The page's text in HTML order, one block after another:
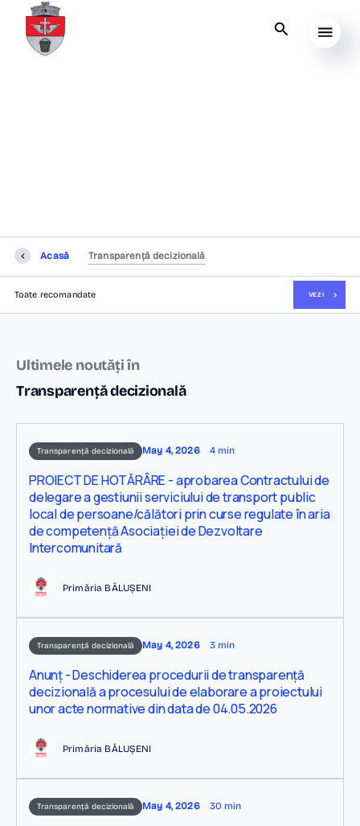
decizională
Acasă Transparență decizională
Toate recomandate VEZI
Ultimele noutăți în
Transparență decizională
Transparență decizională May 4, 2026 4 min
PROIECT DE HOTĂRÂRE - aprobarea Contractului de
delegare a gestiunii serviciului de transport public
local de persoane/călători prin curse regulate în aria
de competență Asociației de Dezvoltare
Intercomunitară
Primăria BĂLUȘENI
Transparență decizională May 4, 2026 3 min
Anunț - Deschiderea procedurii de transparență
decizională a procesului de elaborare a proiectului
unor acte normative din data de 04.05.2026
Primăria BĂLUȘENI
Transparență decizională May 4, 2026 30 min